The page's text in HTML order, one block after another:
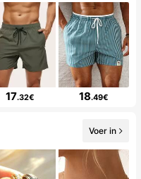
17.32€ 18.49€
Voer in